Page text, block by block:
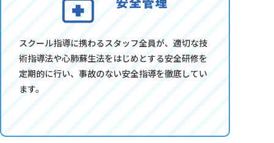
スクール指導に携わるスタッフ全員が、適切な技
術指導法や心肺蘇生法をはじめとする安全研修を
定期的に行い、事故のない安全指導を徹底してい
ます。